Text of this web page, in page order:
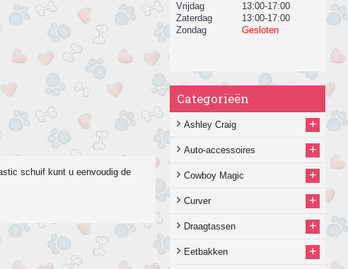
Vrijdag
13:00-17:00
Zaterdag
13:00-17:00
Zondag
Gesloten
Categorieën
Ashley Craig +
Auto-accessoires +
Cowboy Magic +
Curver +
Draagtassen +
Eetbakken +
schuif kunt u eenvoudig de